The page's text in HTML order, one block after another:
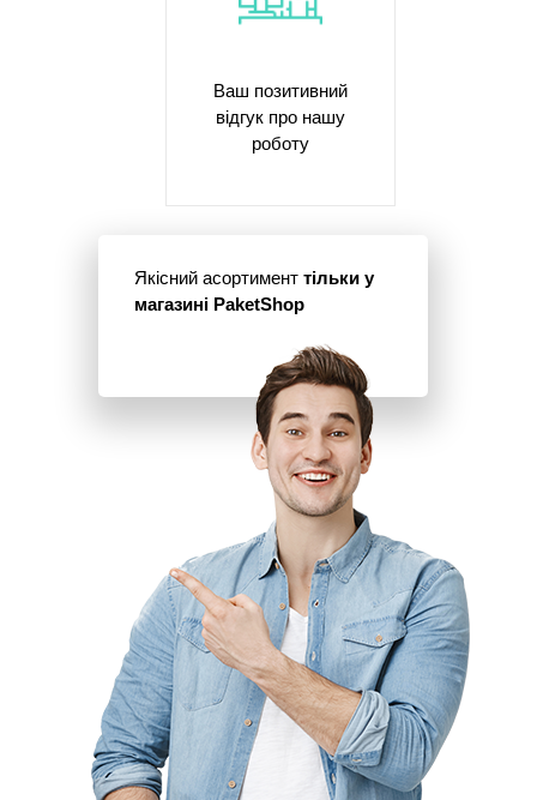
Ваш позитивний
відгук про нашу
роботу
Якісний асортимент тільки у
магазині PaketShop